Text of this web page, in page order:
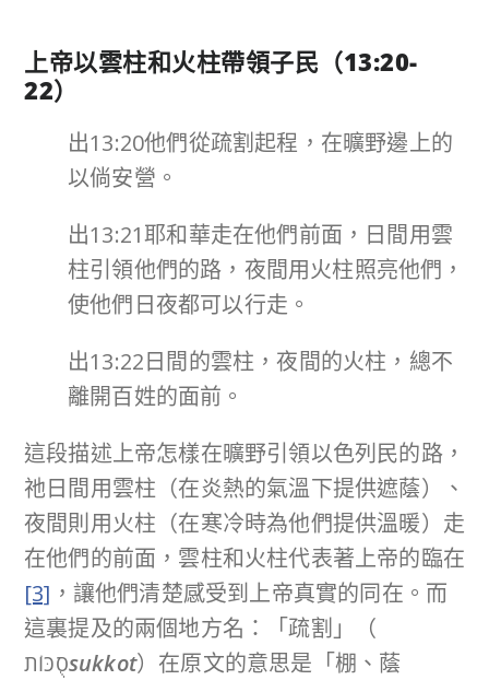
上帝以雲柱和火柱帶領子民（13:20-
22）
出13:20他們從疏割起程，在曠野邊上的
以倘安營。
出13:21耶和華走在他們前面，日間用雲
柱引領他們的路，夜間用火柱照亮他們，
使他們日夜都可以行走。
出13:22日間的雲柱，夜間的火柱，總不
離開百姓的面前。
這段描述上帝怎樣在曠野引領以色列民的路，
祂日間用雲柱（在炎熱的氣溫下提供遮蔭）、
夜間則用火柱（在寒冷時為他們提供溫暖）走
在他們的前面，雲柱和火柱代表著上帝的臨在
[3] ，讓他們清楚感受到上帝真實的同在。而
這裏提及的兩個地方名：「疏割」（
סֻכּוֹתsukkot）在原文的意思是「棚、蔭